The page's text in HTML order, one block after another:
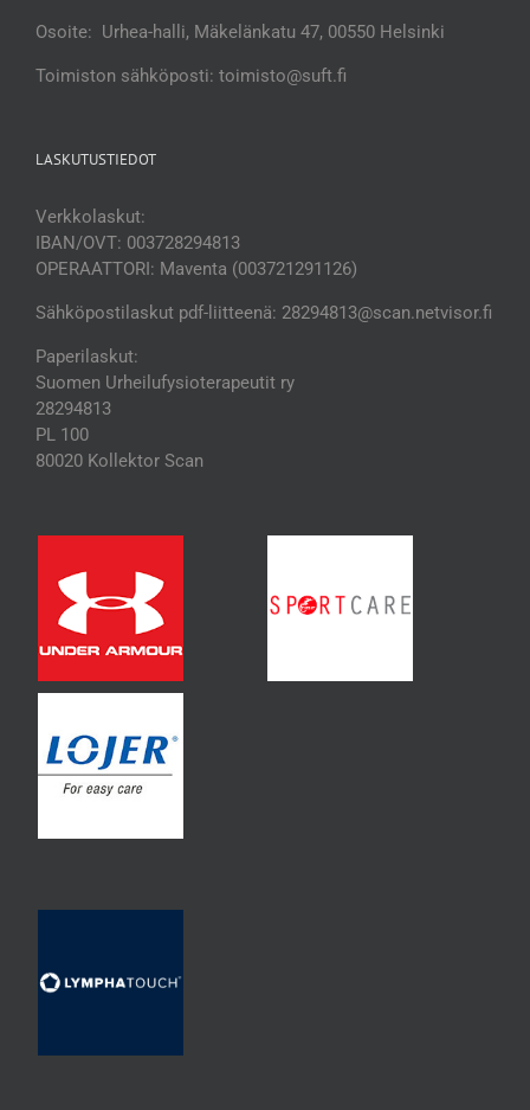
Osoite: Urhea-halli, Mäkelänkatu 47, 00550 Helsinki
Toimiston sähköposti: toimisto@suft.fi
LASKUTUSTIEDOT
Verkkolaskut:
IBAN/OVT: 003728294813
OPERAATTORI: Maventa (003721291126)
Sähköpostilaskut pdf-liitteenä: 28294813@scan.netvisor.fi
Paperilaskut:
Suomen Urheilufysioterapeutit ry
28294813
PL 100
80020 Kollektor Scan